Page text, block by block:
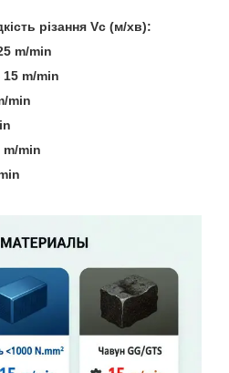
різання Vc (м/хв):
m/min
15 m/min
min
m/min